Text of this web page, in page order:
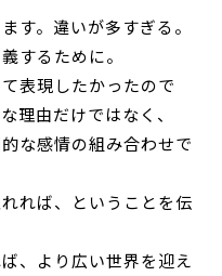
す。違いが多すぎる。
するために。
表現したかったので
理由だけではなく、
な感情の組み合わせで
れば、ということを伝
、より広い世界を迎え